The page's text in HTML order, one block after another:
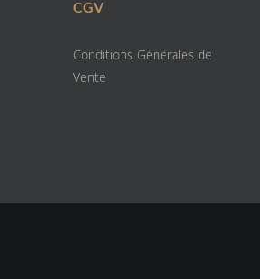
CGV
Conditions Générales de
Vente